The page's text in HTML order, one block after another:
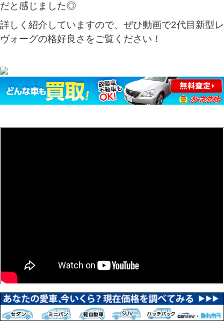
だと感じました◎
詳しく紹介していますので、ぜひ動画で2代目新型レ
ヴォーグの格好良さをご覧ください！